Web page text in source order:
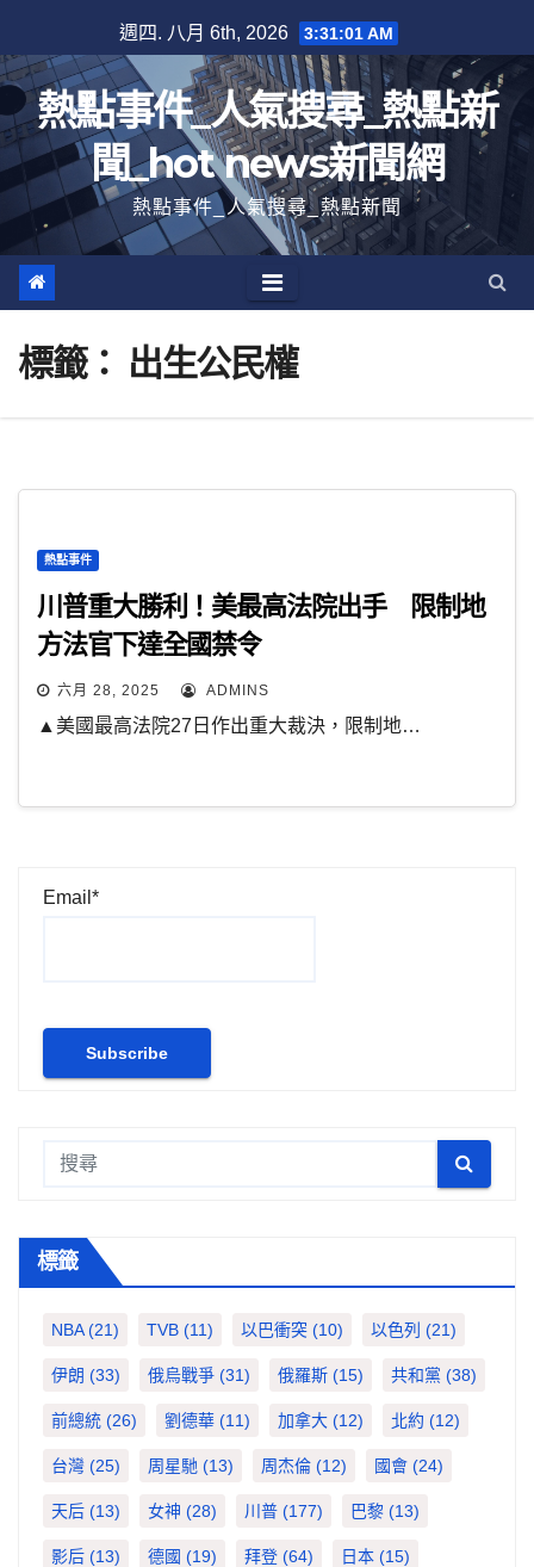
至
內
容
週四. 八月 6th, 2026 3:31:01 AM
熱點事件_人氣搜尋_熱點新
聞_hot news新聞網
熱點事件_人氣搜尋_熱點新聞
標籤： 出生公民權
熱點事件
川普重大勝利！美最高法院出手 限制地
方法官下達全國禁令
六月 28, 2025 ADMINS
▲美國最高法院27日作出重大裁決，限制地…
Email*
標籤
NBA(21) TVB (11) 以巴衝突 (10) 以色列 (21)
伊朗 (33) 俄烏戰爭 (31) 俄羅斯 (15) 共和黨 (38)
前總統 (26) 劉德華 (11) 加拿大 (12) 北約 (12)
台灣 (25) 周星馳 (13) 周杰倫 (12) 國會 (24)
天后 (13) 女神 (28) 川普 (177) 巴黎 (13)
影后 (13) 德國 (19) 拜登 (64) 日本 (15)